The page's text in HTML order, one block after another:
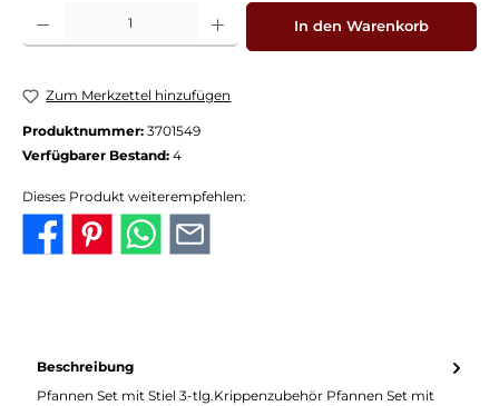
Produkt Anzahl: Gib den gewünschten Wert ein oder benutze die
In den Warenkorb
Zum Merkzettel hinzufügen
Produktnummer: 3701549
Verfügbarer Bestand: 4
Dieses Produkt weiterempfehlen:
Beschreibung
Pfannen Set mit Stiel 3-tlg.Krippenzubehör Pfannen Set mit